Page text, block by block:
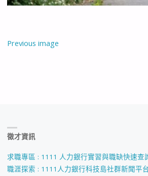
Previous image
徵才資訊
求職專區 : 1111 人力銀行實習與職缺快速查
職涯探索 : 1111人力銀行科技島社群新聞平